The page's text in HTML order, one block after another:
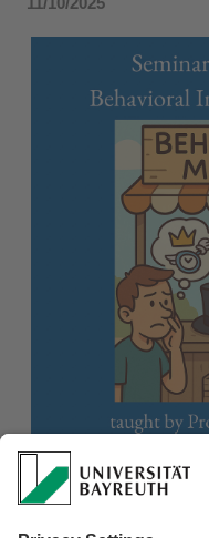
Im kommenden